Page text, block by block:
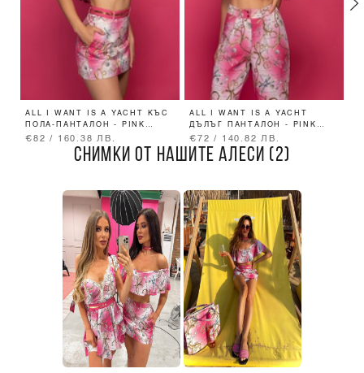
ALL I WANT IS A YACHT КЪС
ПОЛА-ПАНТАЛОН - PINK
PRINT
€82 / 160.38 ЛВ.
ALL I WANT IS A YACHT
ДЪЛЪГ ПАНТАЛОН - PINK
PRINT
€72 / 140.82 ЛВ.
СНИМКИ ОТ НАШИТЕ АЛЕСИ (2)